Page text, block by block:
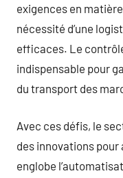
exigences en
nécessité d’une
efficaces. Le
indispensable pour
du transport des
Avec ces défis, le
des innovations
englobe